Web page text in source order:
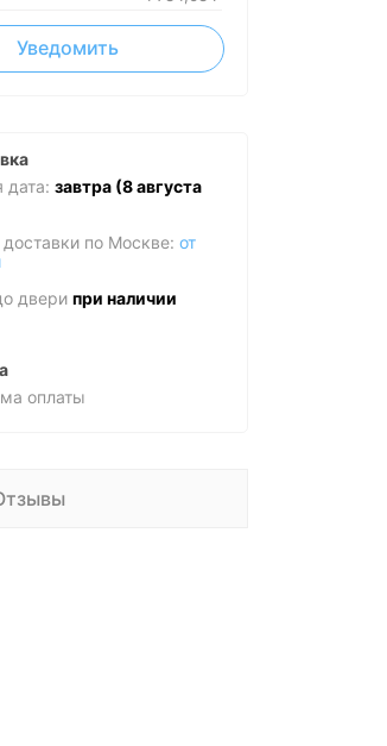
Уведомить
дата: завтра (8 августа
по Москве: от
двери при наличии
оплаты